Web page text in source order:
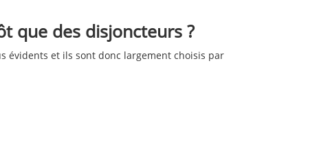
que des disjoncteurs ?
évidents et ils sont donc largement choisis par